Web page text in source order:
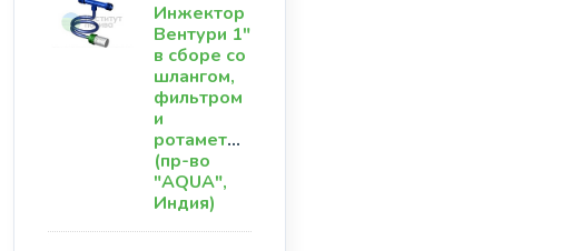
Инжектор
Вентури 1"
в сборе со
шлангом,
фильтром
и
ротаметром
(пр-во
"AQUA",
Индия)